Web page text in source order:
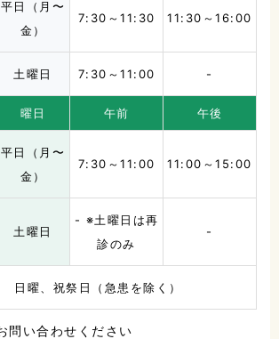
平日（月〜
金）
7:30～11:30 11:30～16:00
土曜日 7:30～11:00 -
曜日 午前 午後
平日（月〜
金）
7:30～11:00 11:00～15:00
土曜日
- ※土曜日は再
診のみ
-
日曜、祝祭日（急患を除く）
問い合わせください